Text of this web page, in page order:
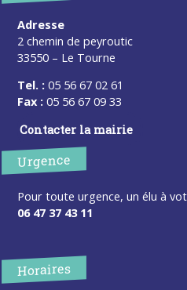
Adresse
2 chemin de peyroutic
33550 – Le Tourne
Tel. : 05 56 67 02 61
Fax : 05 56 67 09 33
Contacter la mairie
Urgence
Pour toute urgence, un élu à
06 47 37 43 11
Horaires